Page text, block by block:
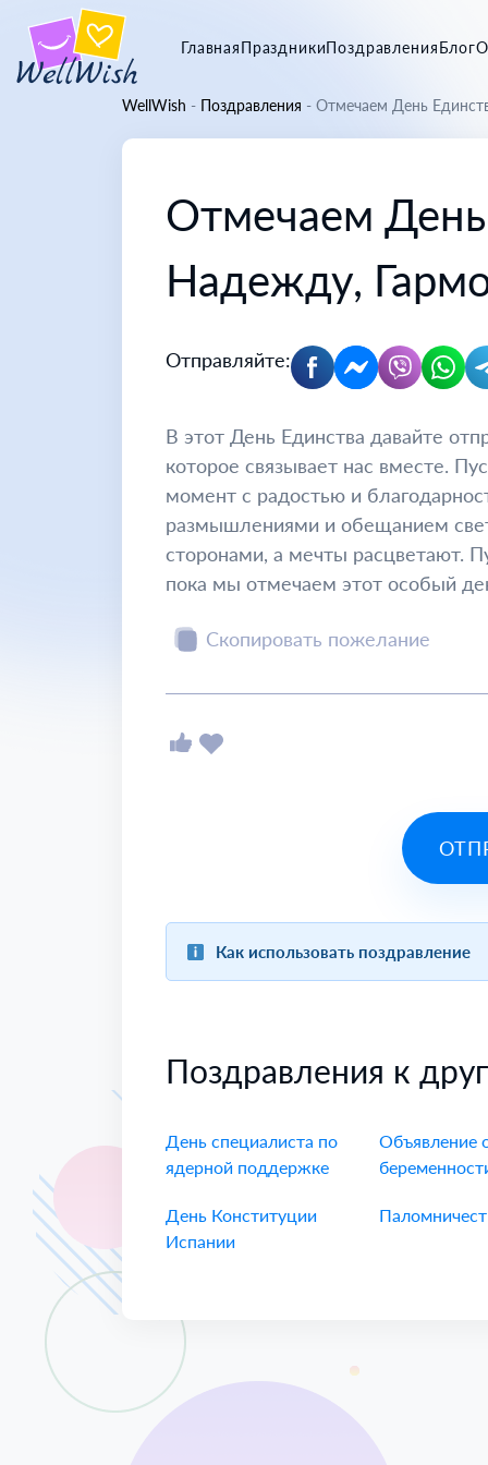
ГлавнаяПраздникиПоздравленияБлог
WellWish - Поздравления - Отмечаем День
Отмечаем
Надежду,
Отправляйте:
В этот День Единства давайте
которое связывает нас вместе.
момент с радостью и
размышлениями и обещанием
сторонами, а мечты расцветают.
пока мы отмечаем этот особый
Скопировать пожелание
Как использовать поздравление
Поздравления к
День специалиста по
ядерной поддержке
Объявление
День Конституции
Испании